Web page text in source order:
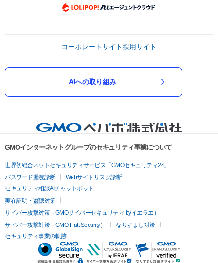
コーポレートサイト採用サイト
AIへの取り組み
GMOインターネットグループのセキュリティ事業について
世界初総合ネットセキュリティサービス「GMOセキュリティ24」
パスワード漏洩診断
Webサイトリスク診断
セキュリティ相談AIチャットボット
実在証明・盗聴対策
サイバー攻撃対策（GMOサイバーセキュリティ byイエラエ）
サイバー攻撃対策（GMO Flatt Security）
なりすまし対策
セキュリティ事業の軌跡